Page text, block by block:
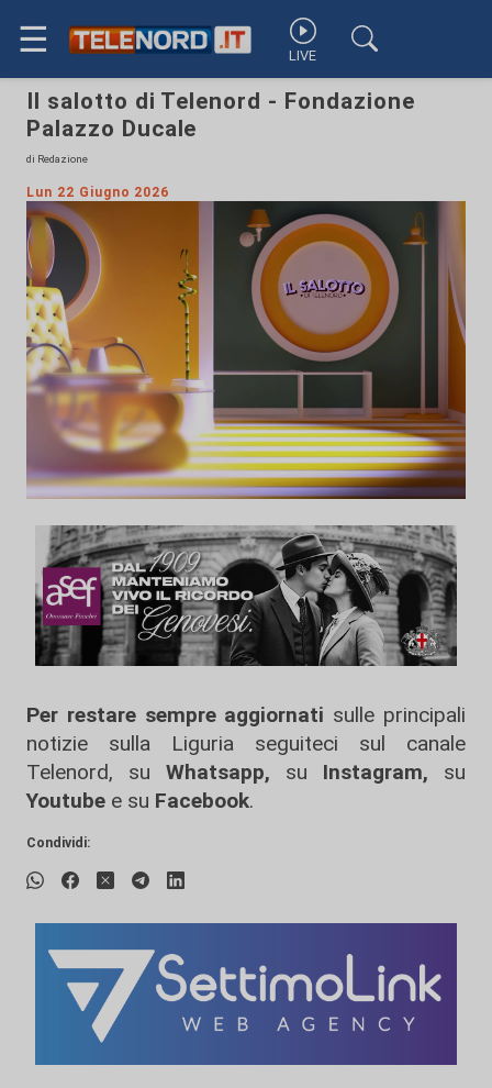
☰ LIVE
Il salotto di Telenord - Fondazione
Palazzo Ducale
di Redazione
Lun 22 Giugno 2026
Per restare sempre aggiornati sulle principali
notizie sulla Liguria seguiteci sul canale
Telenord, su
Whatsapp, su Instagram, su
Youtube e su Facebook.
Condividi: